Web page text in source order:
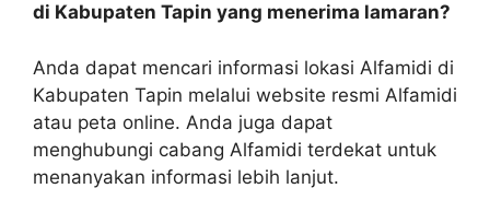
di Kabupaten Tapin yang menerima lamaran?
Anda dapat mencari informasi lokasi Alfamidi di
Kabupaten Tapin melalui website resmi Alfamidi
atau peta online. Anda juga dapat
menghubungi cabang Alfamidi terdekat untuk
menanyakan informasi lebih lanjut.